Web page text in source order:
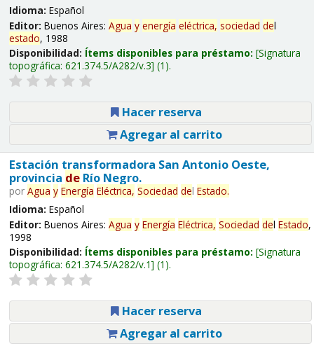
Idioma: Español
Editor: Buenos Aires: Agua y energía eléctrica, sociedad del
estado, 1988
Disponibilidad: Ítems disponibles para préstamo: Signatura
topográfica: 621.374.5/A282/v.3 (1).
Hacer reserva
Agregar al carrito
Estación transformadora San Antonio Oeste,
provincia deRío Negro.
por Agua y Energía Eléctrica, Sociedad del Estado.
Idioma: Español
Editor: Buenos Aires: Agua y Energía Eléctrica, Sociedad del Estado,
1998
Disponibilidad: Ítems disponibles para préstamo: Signatura
topográfica: 621.374.5/A282/v.1 (1).
Hacer reserva
Agregar al carrito